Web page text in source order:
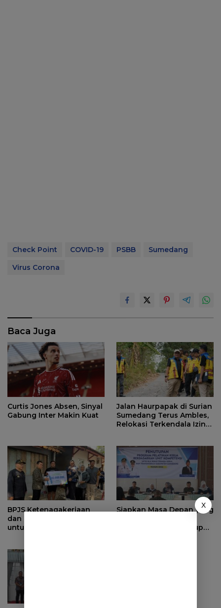
Check Point COVID-19 PSBB
Sumedang
Virus Corona
Baca Juga
Curtis Jones Absen, Sinyal
Gabung Inter Makin Kuat
Jalan Haurpapak di Surian
Sumedang Terus Ambles,
Relokasi Terkendala Izin
BPJS Ketenagakerjaan
dan Pemprov Jabar Hadir
untuk Keluarga Pekerja,
Siapkan Masa Depan yang
Ketenagakerjaan Tutup
X